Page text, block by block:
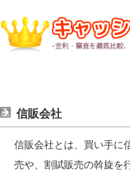
信販会社
信販会社とは、買い手に
売や、割賦販売の斡旋を